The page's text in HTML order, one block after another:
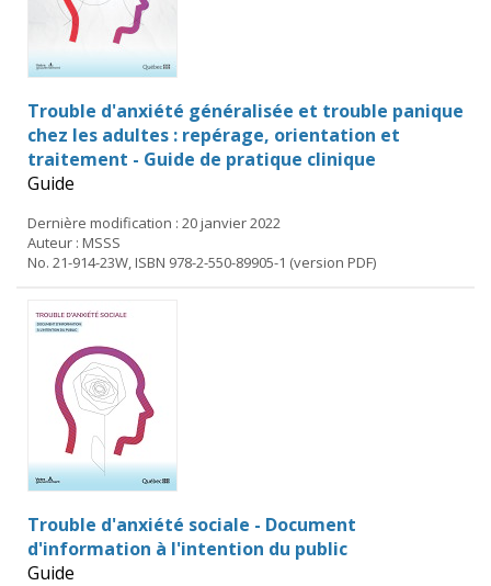
Trouble d'anxiété généralisée et trouble panique
chez les adultes : repérage, orientation et
traitement - Guide de pratique clinique
Guide
Dernière modification : 20 janvier 2022
Auteur : MSSS
No. 21-914-23W, ISBN 978-2-550-89905-1 (version PDF)
Trouble d'anxiété sociale - Document
d'information à l'intention du public
Guide